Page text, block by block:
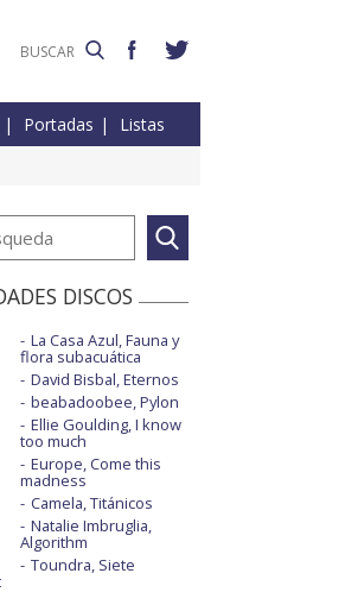
Portadas Listas
DISCOS
La Casa Azul, Fauna y
flora subacuática
David Bisbal, Eternos
beabadoobee, Pylon
Ellie Goulding, I know
too much
Europe, Come this
madness
Camela, Titánicos
Natalie Imbruglia,
Algorithm
Toundra, Siete